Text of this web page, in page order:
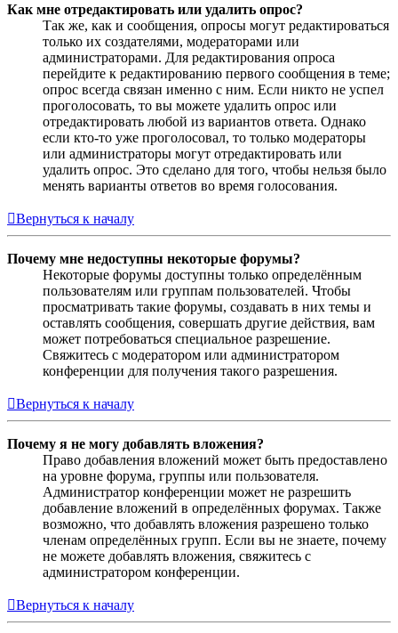
Как мне отредактировать или удалить опрос?
Так же, как и сообщения, опросы могут редактироваться
только их создателями, модераторами или
администраторами. Для редактирования опроса
перейдите к редактированию первого сообщения в теме;
опрос всегда связан именно с ним. Если никто не успел
проголосовать, то вы можете удалить опрос или
отредактировать любой из вариантов ответа. Однако
если кто-то уже проголосовал, то только модераторы
или администраторы могут отредактировать или
удалить опрос. Это сделано для того, чтобы нельзя было
менять варианты ответов во время голосования.
Вернуться к началу
Почему мне недоступны некоторые форумы?
Некоторые форумы доступны только определённым
пользователям или группам пользователей. Чтобы
просматривать такие форумы, создавать в них темы и
оставлять сообщения, совершать другие действия, вам
может потребоваться специальное разрешение.
Свяжитесь с модератором или администратором
конференции для получения такого разрешения.
Вернуться к началу
Почему я не могу добавлять вложения?
Право добавления вложений может быть предоставлено
на уровне форума, группы или пользователя.
Администратор конференции может не разрешить
добавление вложений в определённых форумах. Также
возможно, что добавлять вложения разрешено только
членам определённых групп. Если вы не знаете, почему
не можете добавлять вложения, свяжитесь с
администратором конференции.
Вернуться к началу